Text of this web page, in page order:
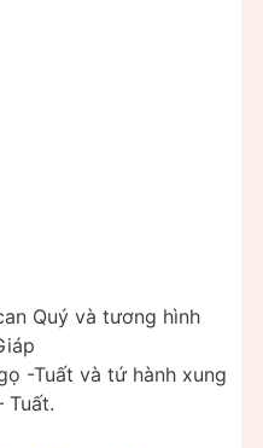
Quý và tương hình
-Tuất và tứ hành xung
Tuất.